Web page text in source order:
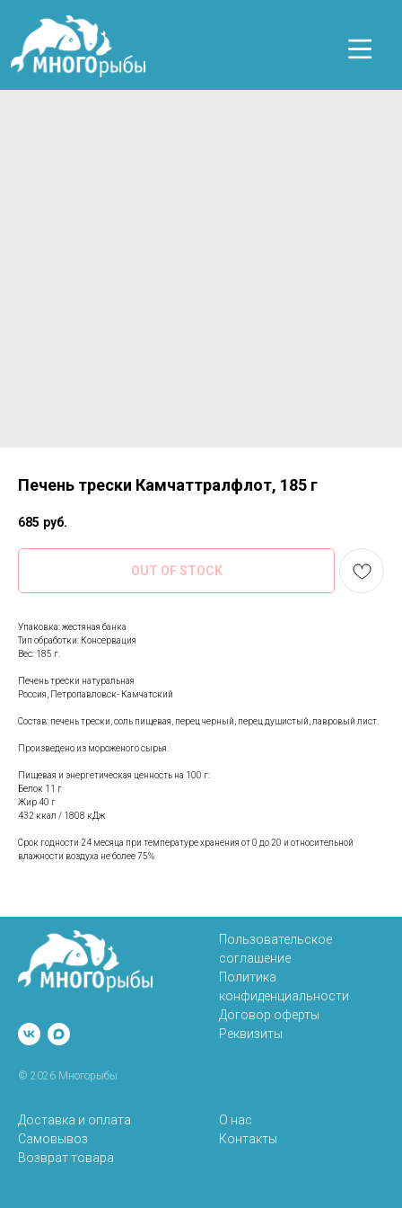
Печень трески Камчаттралфлот, 185 г
685 руб.
OUT OF STOCK
Упаковка: жестяная банка
Тип обработки: Консервация
Вес: 185 г.
Печень трески натуральная
Россия, Петропавловск- Камчатский
Состав: печень трески, соль пищевая, перец черный, перец душистый, лавровый лист.
Произведено из мороженого сырья.
Пищевая и энергетическая ценность на 100 г:
Белок 11 г
Жир 40 г
432 ккал / 1808 кДж
Срок годности 24 месяца при температуре хранения от 0 до 20 и относительной
влажности воздуха не более 75%
© 2026 Многорыбы
Пользовательское
соглашение
Политика
конфиденциальности
Договор оферты
Реквизиты
Доставка и оплата
Самовывоз
Возврат товара
О нас
Контакты